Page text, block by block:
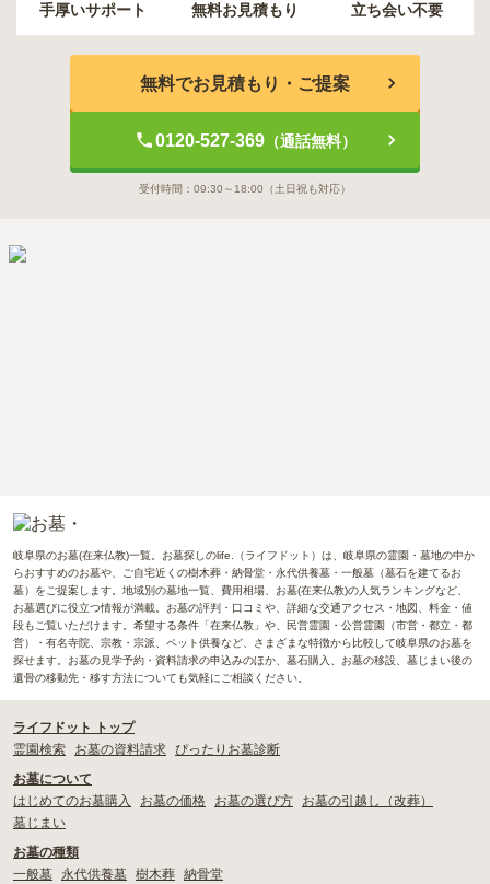
手厚いサポート 無料お見積もり 立ち会い不要
無料でお見積もり・ご提案
0120-527-369（通話無料）
受付時間： 09:30～18:00 （土日祝も対応）
岐阜県のお墓(在来仏教)一覧。お墓探しのlife.（ライフドット）は、岐阜県の霊園・墓地の中か
らおすすめのお墓や、ご自宅近くの樹木葬・納骨堂・永代供養墓・一般墓（墓石を建てるお
墓）をご提案します。地域別の墓地一覧、費用相場、お墓(在来仏教)の人気ランキングなど、
お墓選びに役立つ情報が満載。お墓の評判・口コミや、詳細な交通アクセス・地図、料金・値
段もご覧いただけます。希望する条件「在来仏教」や、民営霊園・公営霊園（市営・都立・都
営）・有名寺院、宗教・宗派、ペット供養など、さまざまな特徴から比較して岐阜県のお墓を
探せます。お墓の見学予約・資料請求の申込みのほか、墓石購入、お墓の移設、墓じまい後の
遺骨の移動先・移す方法についても気軽にご相談ください。
ライフドット トップ
霊園検索
お墓の資料請求 ぴったりお墓診断
お墓について
はじめてのお墓購入
お墓の価格 お墓の選び方
お墓の引越し（改葬）
墓じまい
お墓の種類
一般墓
永代供養墓 樹木葬 納骨堂